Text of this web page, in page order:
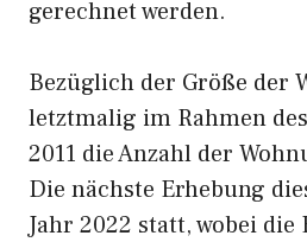
gerechnet werden.
Bezüglich der Größe der
letztmalig im Rahmen
2011 die Anzahl der
Die nächste Erhebung
Jahr 2022 statt, wobei die